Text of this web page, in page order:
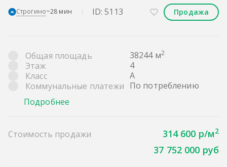
Строгино~28 мин ID: 5113 Продажа
Общая площадь 38244 м2
Этаж
4
Класс
A
Коммунальные платежи По потреблению
Подробнее
Стоимость продажи 314 600 р/м2
37 752 000 руб